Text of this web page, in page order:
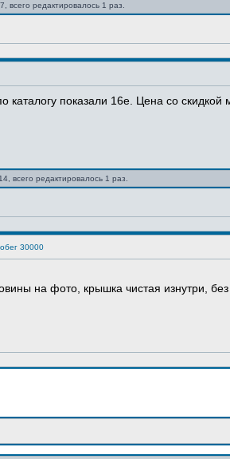
всего редактировалось 1 раз.
каталогу показали 16е. Цена со
всего редактировалось 1 раз.
30000
на фото, крышка чистая изнутри,